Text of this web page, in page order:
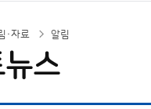
·자료 알림
스